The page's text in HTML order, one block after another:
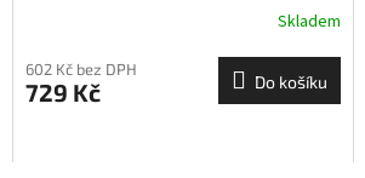
Skladem
602 Kč bez DPH
729 Kč Do košíku